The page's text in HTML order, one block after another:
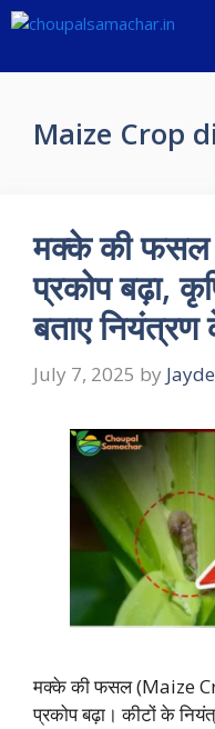
Skip
content
Maize Crop
मक्के की फसल
प्रकोप बढ़ा,
बताए
July 7, 2025 by
मक्के की फसल (Maize
प्रकोप बढ़ा। कीटों के